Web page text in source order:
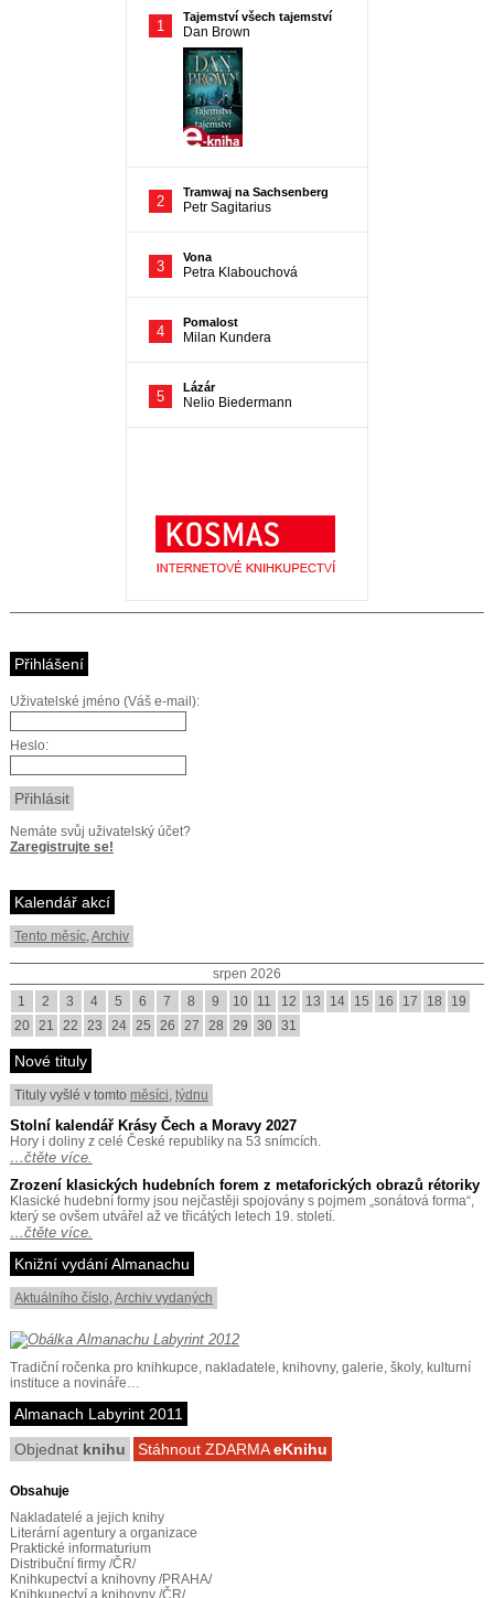
Přihlášení
Uživatelské jméno (Váš e-mail):
Heslo:
Nemáte svůj uživatelský účet?
Zaregistrujte se!
Kalendář akcí
Tento měsíc,Archiv
srpen 2026
1
2 3 4 5 6 7 8 9 10 11 12 13 14 15 16 17 18
19
20 21 22 23 24 25 26 27 28 29 30 31
Nové tituly
Tituly vyšlé v tomto měsíci, týdnu
Stolní kalendář Krásy Čech a Moravy 2027
Hory i doliny z celé České republiky na 53 snímcích.
…čtěte více.
Zrození klasických hudebních forem z metaforických obrazů rétoriky
Klasické hudební formy jsou nejčastěji spojovány s pojmem „sonátová forma“,
který se ovšem utvářel až ve třicátých letech 19. století.
…čtěte více.
Knižní vydání Almanachu
Aktuálního číslo,Archiv vydaných
Tradiční ročenka pro knihkupce, nakladatele, knihovny, galerie, školy, kulturní
instituce a novináře…
Almanach Labyrint 2011
Objednat knihu Stáhnout ZDARMAeKnihu
Obsahuje
Nakladatelé a jejich knihy
Literární agentury a organizace
Praktické informaturium
Distribuční firmy /ČR/
Knihkupectví a knihovny /PRAHA/
Knihkupectví a knihovny /ČR/